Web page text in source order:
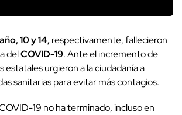
10 y 14, respectivamente, fallecieron
delCOVID-19. Ante el incremento de
estatales urgieron a la ciudadanía a
sanitarias para evitar más contagios.
19 no ha terminado, incluso en